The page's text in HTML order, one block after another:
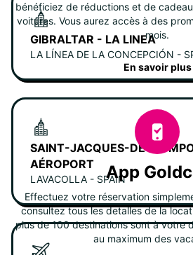
GIBRALTAR - LA LINEA
LA LÍNEA DE LA CONCEPCIÓN -
SAINT-JACQUES-DE-
AÉROPORT
LAVACOLLA - SPAIN
bénéficiez de réductions et de
voitures. Vous aurez accès à des
mois.
En savoir plus
App
Effectuez votre réservation
consultez tous les detalles de la
plus de 100 destinations sont à votre
au maximum des